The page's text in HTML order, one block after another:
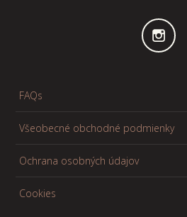
FAQs
Všeobecné obchodné podmienky
Ochrana osobných údajov
Cookies